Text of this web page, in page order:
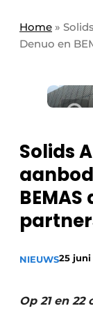
Direct
Eigen
Home
Podcasts
Privacy
Video’s
Home »
Denuo en
Solids
NIEUWS25 juni
Op 21 en